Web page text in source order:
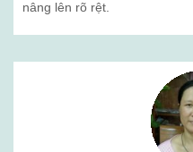
nâng lên rõ rệt.